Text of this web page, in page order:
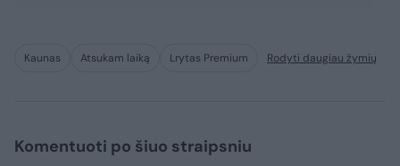
Kaunas Atsukam laiką Lrytas Premium Rodyti daugiau žymių
Komentuoti po šiuo straipsniu